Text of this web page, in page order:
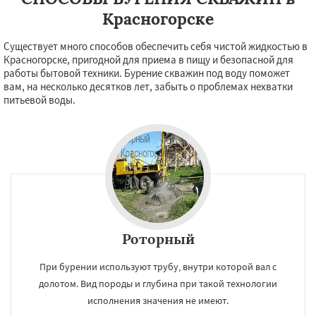
Работаем по
×
Красногорске
Существует много способов обеспечить себя чистой жидкостью в
Красногорске, пригодной для приема в пищу и безопасной для
работы бытовой техники. Бурение скважин под воду поможет
вам, на несколько десятков лет, забыть о проблемах нехватки
питьевой воды.
Роторный
При бурении используют трубу, внутри которой вал с
долотом. Вид породы и глубина при такой технологии
исполнения значения не имеют.
УЗНАТЬ ПОДРОБНЕЕ ×